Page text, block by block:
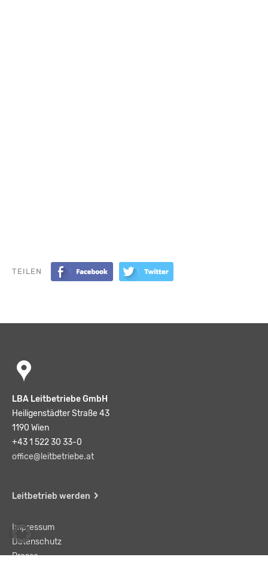
TEILEN
LBA Leitbetriebe GmbH
Heiligenstädter Straße 43
1190 Wien
+43 1 522 30 33-0
office@leitbetriebe.at
Leitbetrieb werden
Impressum
Datenschutz
Presse